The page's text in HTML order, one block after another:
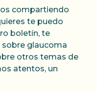
compartiendo
te puedo
boletín, te
sobre glaucoma
otros temas de
atentos, un